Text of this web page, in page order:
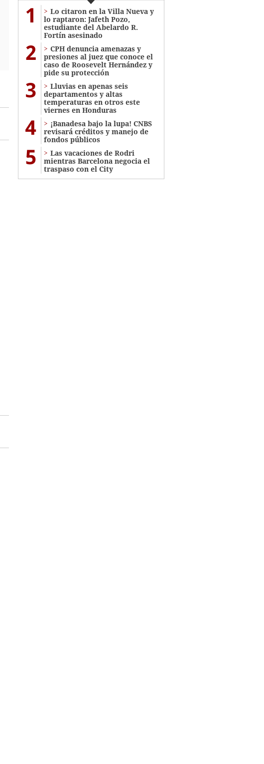
1
Lo citaron en la Villa Nueva y
lo raptaron: Jafeth Pozo,
estudiante del Abelardo R.
Fortín asesinado
2
CPH denuncia amenazas y
presiones al juez que conoce el
caso de Roosevelt Hernández y
pide su protección
3
Lluvias en apenas seis
departamentos y altas
temperaturas en otros este
viernes en Honduras
4
¡Banadesa bajo la lupa! CNBS
revisará créditos y manejo de
fondos públicos
5
Las vacaciones de Rodri
mientras Barcelona negocia el
traspaso con el City